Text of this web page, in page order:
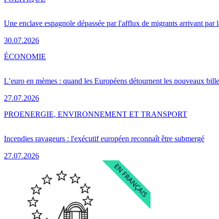
Une enclave espagnole dépassée par l'afflux de migrants arrivant par
30.07.2026
L’euro en mèmes : quand les Européens détournent les nouveaux
27.07.2026
ÉCONOMIE
Incendies ravageurs : l'exécutif européen reconnaît être submergé
27.07.2026
PROENERGIE, ENVIRONNEMENT ET TRANSPORT